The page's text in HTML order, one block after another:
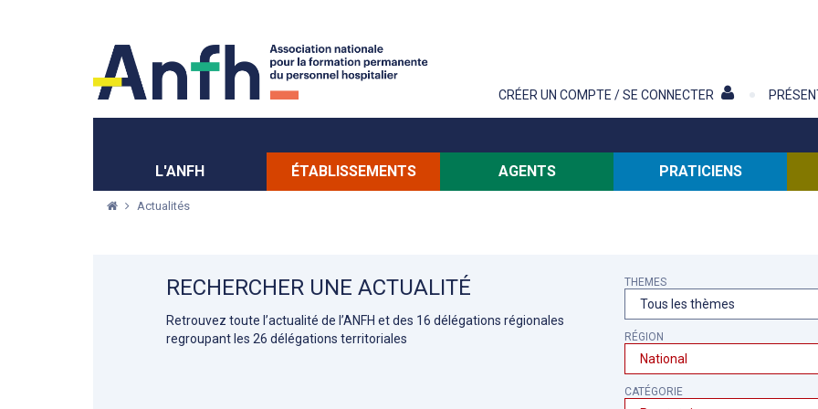
CRÉER UN COMPTE / SE CONNECTER
L'ANFH ÉTABLISSEMENTS AGENTS PRATICIENS
Actualités
RECHERCHER UNE ACTUALITÉ
Retrouvez toute l’actualité de l’ANFH et des 16 délégations régionales
regroupant les 26 délégations territoriales
THEMES
RÉGION
CATÉGORIE